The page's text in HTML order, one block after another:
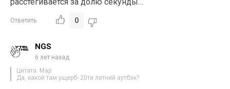
Ответить 0
NGS
6 лет назад
Цитата: Map
Да, какой там ущерб- 20ти летний аутбэк?